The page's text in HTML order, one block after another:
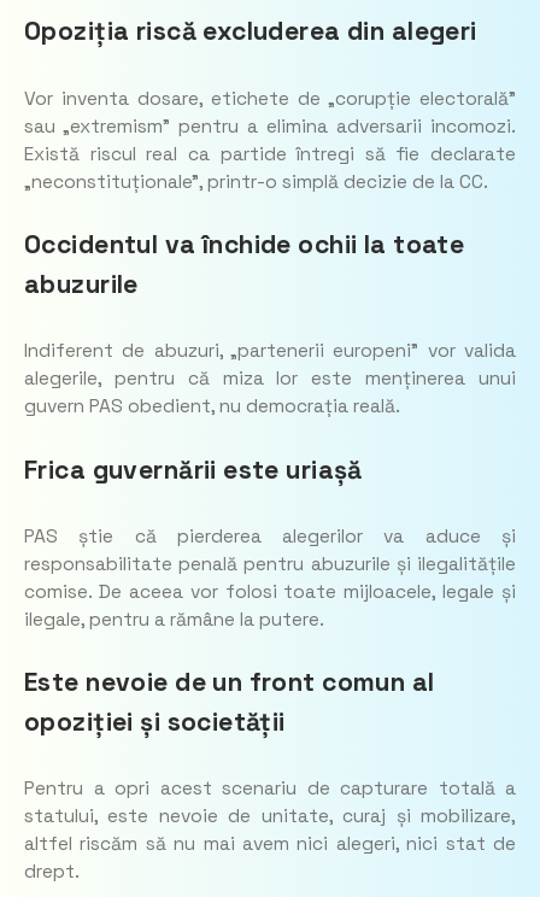
Opoziția riscă excluderea din alegeri
Vor inventa dosare, etichete de „corupție electorală”
sau „extremism” pentru a elimina adversarii incomozi.
Există riscul real ca partide întregi să fie declarate
„neconstituționale”, printr-o simplă decizie de la CC.
Occidentul va închide ochii la toate
abuzurile
Indiferent de abuzuri, „partenerii europeni” vor valida
alegerile, pentru că miza lor este menținerea unui
guvern PAS obedient, nu democrația reală.
Frica guvernării este uriașă
PAS știe că pierderea alegerilor va aduce și
responsabilitate penală pentru abuzurile și ilegalitățile
comise. De aceea vor folosi toate mijloacele, legale și
ilegale, pentru a rămâne la putere.
Este nevoie de un front comun al
opoziției și societății
Pentru a opri acest scenariu de capturare totală a
statului, este nevoie de unitate, curaj și mobilizare,
altfel riscăm să nu mai avem nici alegeri, nici stat de
drept.